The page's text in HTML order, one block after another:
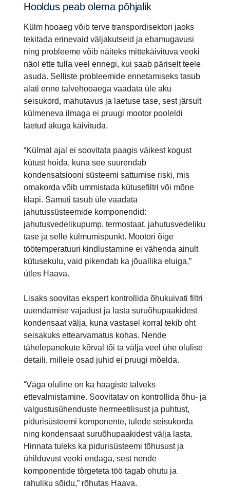
Hooldus peab olema põhjalik
Külm hooaeg võib terve transpordisektori jaoks
tekitada erinevaid väljakutseid ja ebamugavusi
ning probleeme võib näiteks mittekäivituva veoki
näol ette tulla veel ennegi, kui saab päriselt teele
asuda. Selliste probleemide ennetamiseks tasub
alati enne talvehooaega vaadata üle aku
seisukord, mahutavus ja laetuse tase, sest järsult
külmeneva ilmaga ei pruugi mootor pooleldi
laetud akuga käivituda.
“Külmal ajal ei soovitata paagis väikest kogust
kütust hoida, kuna see suurendab
kondensatsiooni süsteemi sattumise riski, mis
omakorda võib ummistada kütusefiltri või mõne
klapi. Samuti tasub üle vaadata
jahutussüsteemide komponendid:
jahutusvedelikupump, termostaat, jahutusvedeliku
tase ja selle külmumispunkt. Mootori õige
töötemperatuuri kindlustamine ei vähenda ainult
kütusekulu, vaid pikendab ka jõuallika eluiga,”
ütles Haava.
Lisaks soovitas ekspert kontrollida õhukuivati filtri
uuendamise vajadust ja lasta suruõhupaakidest
kondensaat välja, kuna vastasel korral tekib oht
seisakuks ettearvamatus kohas. Nende
tähelepanekute kõrval tõi ta välja veel ühe olulise
detaili, millele osad juhid ei pruugi mõelda.
“Väga oluline on ka haagiste talveks
ettevalmistamine. Soovitatav on kontrollida õhu- ja
valgustusühenduste hermeetilisust ja puhtust,
pidurisüsteemi komponente, tulede seisukorda
ning kondensaat suruõhupaakidest välja lasta.
Hinnata tuleks ka pidurisüsteemi tõhusust ja
ühilduvust veoki endaga, sest nende
komponentide tõrgeteta töö tagab ohutu ja
rahuliku sõidu,” rõhutas Haava.